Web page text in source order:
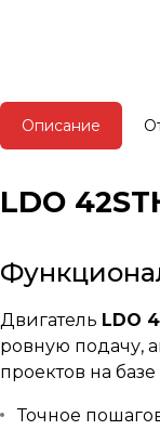
Описание
LDO
Двигатель LDO
ровную подачу,
проектов на базе
Точное